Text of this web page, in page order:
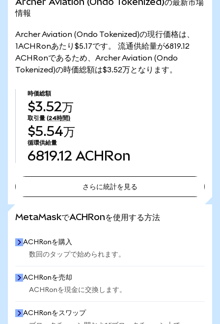
情報
Archer Aviation (Ondo Tokenized)の現行価格は、
1ACHRonあたり$5.17です。 流通供給量が6819.12
ACHRonであるため、Archer Aviation (Ondo
Tokenized)の時価総額は$3.52万となります。
時価総額
$3.52万
取引量 (24時間)
$5.54万
循環供給量
6819.12 ACHRon
さらに統計を見る
MetaMaskでACHRonを使用する方法
ACHRonを購入
数回のタップで始められます。
ACHRonを売却
ACHRonを現金に交換します。
ACHRonをスワップ